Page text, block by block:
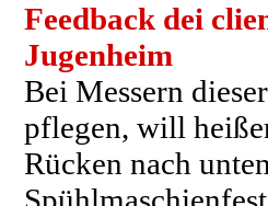
Feedback dei
Jugenheim
Bei Messern
pflegen, will
Rücken nach